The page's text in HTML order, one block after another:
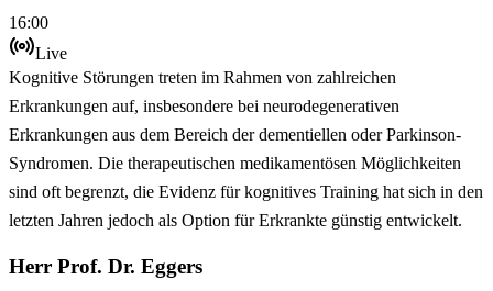
16:00
Live
Kognitive Störungen treten im Rahmen von zahlreichen
Erkrankungen auf, insbesondere bei neurodegenerativen
Erkrankungen aus dem Bereich der dementiellen oder Parkinson-
Syndromen. Die therapeutischen medikamentösen Möglichkeiten
sind oft begrenzt, die Evidenz für kognitives Training hat sich in den
letzten Jahren jedoch als Option für Erkrankte günstig entwickelt.
Herr Prof. Dr. Eggers